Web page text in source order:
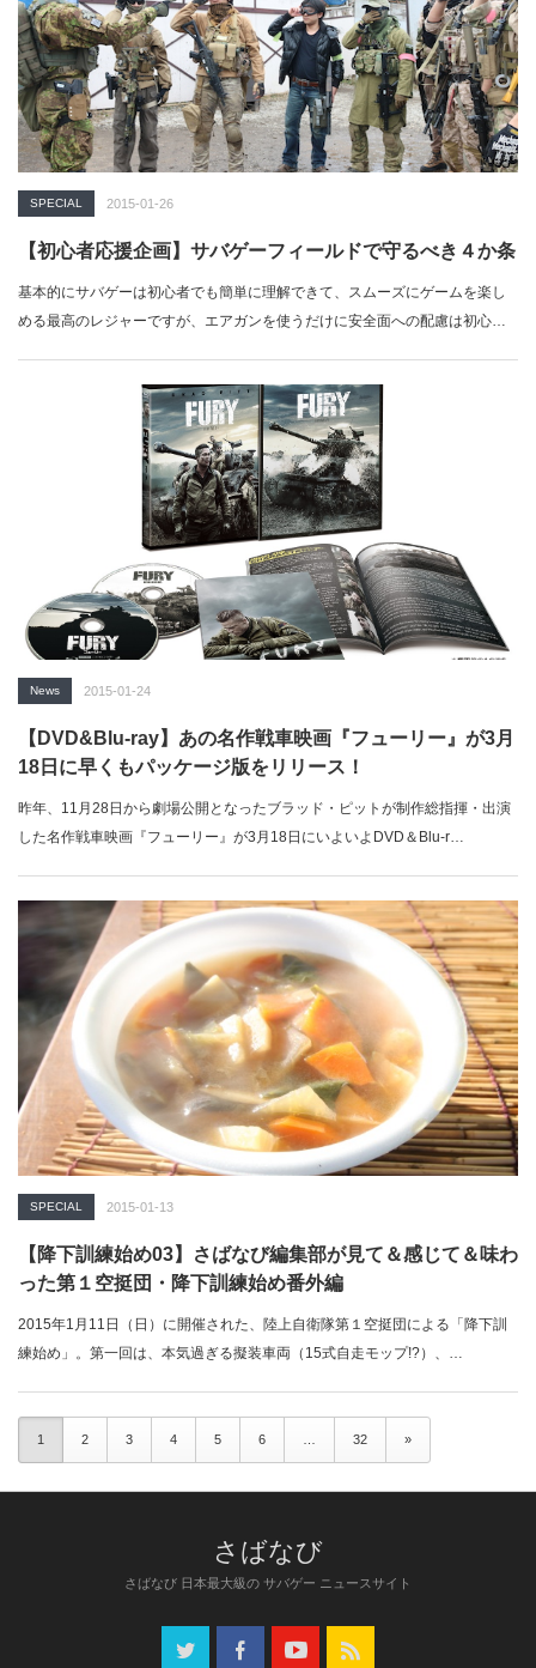
SPECIAL 2015-01-26
【初心者応援企画】サバゲーフィールドで守るべき４か条
基本的にサバゲーは初心者でも簡単に理解できて、スムーズにゲームを楽し
める最高のレジャーですが、エアガンを使うだけに安全面への配慮は初心者
News 2015-01-24
【DVD&Blu-ray】あの名作戦車映画『フューリー』が3月
18日に早くもパッケージ版をリリース！
昨年、11月28日から劇場公開となったブラッド・ピットが制作総指揮・出演
した名作戦車映画『フューリー』が3月18日にいよいよDVD＆Blu-r…
SPECIAL 2015-01-13
【降下訓練始め03】さばなび編集部が見て＆感じて＆味わ
った第１空挺団・降下訓練始め番外編
2015年1月11日（日）に開催された、陸上自衛隊第１空挺団による「降下訓
練始め」。第一回は、本気過ぎる擬装車両（15式自走モップ!?）、…
1 2 3 4 5 6 32 »
さばなび 日本最大級の サバゲー ニュースサイト